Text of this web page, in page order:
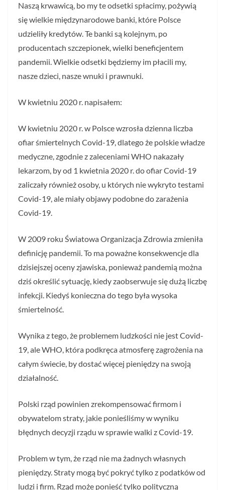
Naszą krwawicą, bo my te odsetki spłacimy, pożywią
się wielkie międzynarodowe banki, które Polsce
udzieliły kredytów. Te banki są kolejnym, po
producentach szczepionek, wielki beneficjentem
pandemii. Wielkie odsetki będziemy im płacili my,
nasze dzieci, nasze wnuki i prawnuki.
W kwietniu 2020 r. napisałem:
W kwietniu 2020 r. w Polsce wzrosła dzienna liczba
ofiar śmiertelnych Covid-19, dlatego że polskie władze
medyczne, zgodnie z zaleceniami WHO nakazały
lekarzom, by od 1 kwietnia 2020 r. do ofiar Covid-19
zaliczały również osoby, u których nie wykryto testami
Covid-19, ale miały objawy podobne do zarażenia
Covid-19.
W 2009 roku Światowa Organizacja Zdrowia zmieniła
definicję pandemii. To ma poważne konsekwencje dla
dzisiejszej oceny zjawiska, ponieważ pandemią można
dziś określić sytuację, kiedy zaobserwuje się dużą liczbę
infekcji. Kiedyś konieczna do tego była wysoka
śmiertelność.
Wynika z tego, że problemem ludzkości nie jest Covid-
19, ale WHO, która podkręca atmosferę zagrożenia na
całym świecie, by dostać więcej pieniędzy na swoją
działalność.
Polski rząd powinien zrekompensować firmom i
obywatelom straty, jakie ponieśliśmy w wyniku
błędnych decyzji rządu w sprawie walki z Covid-19.
Problem w tym, że rząd nie ma żadnych własnych
pieniędzy. Straty mogą być pokryć tylko z podatków od
ludzi i firm. Rząd może ponieść tylko polityczną